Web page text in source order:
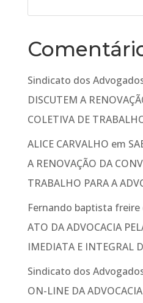
Sindicato dos
DISCUTEM A
COLETIVA DE
ALICE CARVALHO em
A RENOVAÇÃO DA
TRABALHO PARA A
Fernando baptista freire
ATO DA ADVOCACIA
IMEDIATA E INTEGRAL
Sindicato dos
ON-LINE DA